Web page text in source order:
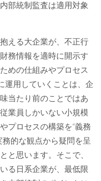
部統制監査は適用対象
える大企業が、不正行
務情報を適時に開示す
めの仕組みやプロセス
運用していくことは、企
当たり前のことではあ
業員しかいない小規模
プロセスの構築を“義務
的な観点から疑問を呈
と思います。そこで、
る日系企業が、最低限